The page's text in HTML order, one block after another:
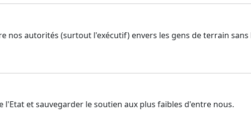
autorités (surtout l'exécutif) envers les gens de terrain sans
et sauvegarder le soutien aux plus faibles d'entre nous.